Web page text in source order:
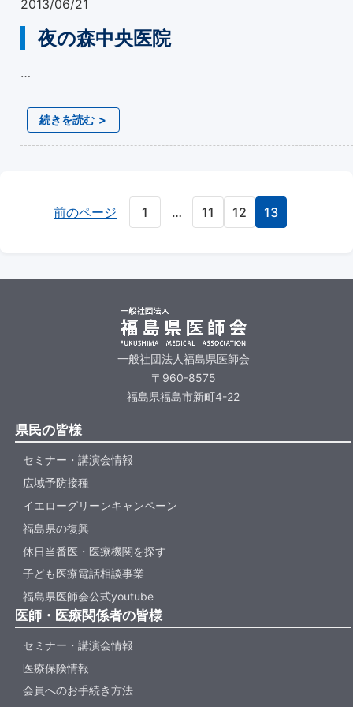
2013/06/21
夜の森中央医院
…
続きを読む
前のページ 1 … 11 12 13
一般社団法人福島県医師会
〒960-8575
福島県福島市新町4-22
県民の皆様
セミナー・講演会情報
広域予防接種
イエローグリーンキャンペーン
福島県の復興
休日当番医・医療機関を探す
子ども医療電話相談事業
福島県医師会公式youtube
医師・医療関係者の皆様
セミナー・講演会情報
医療保険情報
会員へのお手続き方法